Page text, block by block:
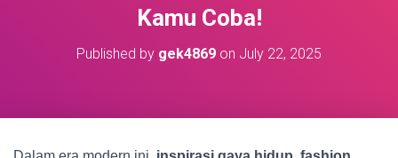
Kamu Coba!
Published by gek4869 on July 22, 2025